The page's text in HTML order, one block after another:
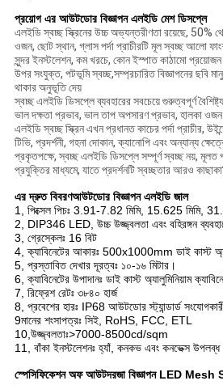
প্রয়োগ এর আউটডোর বিজ্ঞাপন এলইডি মেশ ডিসপ্লে
এলইডি স্বচ্ছ স্ক্রিনের উচ্চ অভ্যন্তরীণতা রয়েছে, 50%
ওজন, ছোট স্থান, গ্লাস পর্দা প্রাচীরটি মূল স্বচ্ছ আলো
সুন্দর ইনস্টলেশন, কম খরচে, কোন ইস্পাত কাঠামো প্রয়োজন
উপর সংযুক্ত, পটভূমি স্বচ্ছ,সম্প্রচারিত বিজ্ঞাপনের ছবি
থাকার অনুভূতি দেয়
স্বচ্ছ এলইডি ডিসপ্লে ব্যবহারের সবচেয়ে গুরুত্বপূর্ণ
ভাল দক্ষতা প্রভাব, ভাল তাপ অপসারণ প্রভাব, হালকা ওজন
এলইডি স্বচ্ছ স্ক্রিন এখন প্রধানত কাচের পর্দা প্রাচীর,
টিভি, প্রদর্শনী, গহনা দোকান, ক্যানোপি এবং অন্যান্য
প্রকৃতপক্ষে, স্বচ্ছ এলইডি ডিসপ্লে সম্পূর্ণ স্বচ্ছ নয়, মূলত
প্রযুক্তির মাধ্যমে, যাতে প্রদর্শনটি স্বচ্ছতার আরও
এর দ্রুত বিবরণআউটডোর বিজ্ঞাপন এলইডি জাল
1, পিক্সেল পিচঃ 3.91-7.82 মিমি, 15.625 মিমি,
2, DIP346 LED, উচ্চ উজ্জ্বলতা এবং বহিরঙ্গন
3, গ্রেস্কেলঃ 16 বিট
4, ক্যাবিনেটের আকারঃ 500x1000mm ডাই কাস্ট
5, প্রস্তাবিত দেখার দূরত্বঃ ১০-১৬ মিটার।
6, ক্যাবিনেটের উপাদানঃ ডাই কাস্ট অ্যালুমিনিয়াম
7, রিফ্রেশ রেটঃ ৩৮৪০ হার্জ
8, প্রবেশের হারঃ IP68 আউটডোর স্ট্যান্ডার্ড
9মানের শংসাপত্রঃ সিই, RoHS, FCC, ETL
10,উজ্জ্বলতাঃ>7000-8500cd/sqm
11, বাঁকা ইনস্টলেশনঃ হ্যাঁ, কনকভ এবং কনভেক্স উপলব্ধ
স্পেসিফিকেশন অফ আউটদরজা বিজ্ঞাপন LED